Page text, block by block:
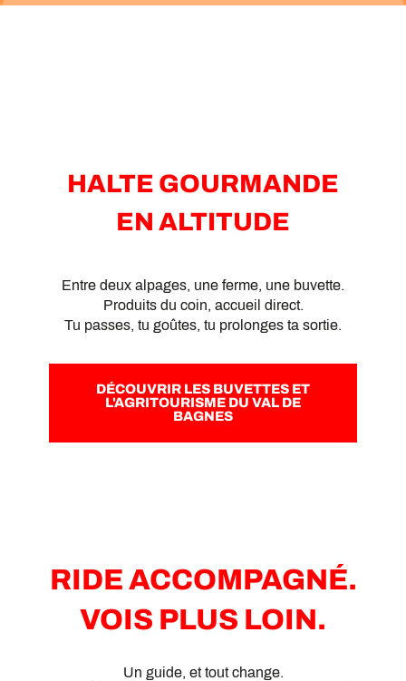
HALTE GOURMANDE
EN ALTITUDE
Entre deux alpages, une ferme, une buvette.
Produits du coin, accueil direct.
Tu passes, tu goûtes, tu prolonges ta sortie.
DÉCOUVRIR LES BUVETTES ET
L'AGRITOURISME DU VAL DE
BAGNES
RIDE ACCOMPAGNÉ.
VOIS PLUS LOIN.
Un guide, et tout change.